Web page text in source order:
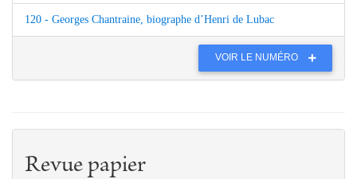
120 - Georges Chantraine, biographe d’Henri de Lubac
VOIR LE NUMÉRO
Revue papier